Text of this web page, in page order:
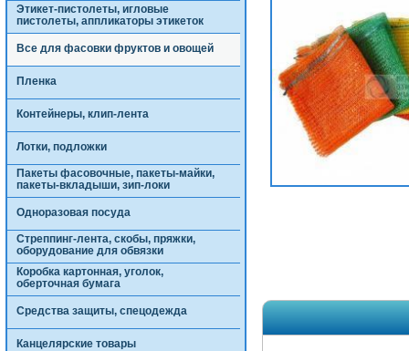
Этикет-пистолеты, игловые
пистолеты, аппликаторы этикеток
Все для фасовки фруктов и овощей
Пленка
Контейнеры, клип-лента
Лотки, подложки
Пакеты фасовочные, пакеты-майки,
пакеты-вкладыши, зип-локи
Одноразовая посуда
Стреппинг-лента, скобы, пряжки,
оборудование для обвязки
Коробка картонная, уголок,
оберточная бумага
Средства защиты, спецодежда
Канцелярские товары